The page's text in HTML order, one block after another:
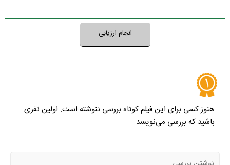
انجام ارزیابی
هنوز کسی برای این فیلم کوتاه بررسی ننوشته است. اولین نفری
باشید که بررسی می‌نویسد